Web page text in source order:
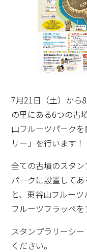
7月21日（土）から
の里にある6つの古
山フルーツパーク
リー」を行います！
全ての古墳のスタ
パークに設置して
と、東谷山フルー
フルーツフラッペ
スタンプラリーシ
ください。